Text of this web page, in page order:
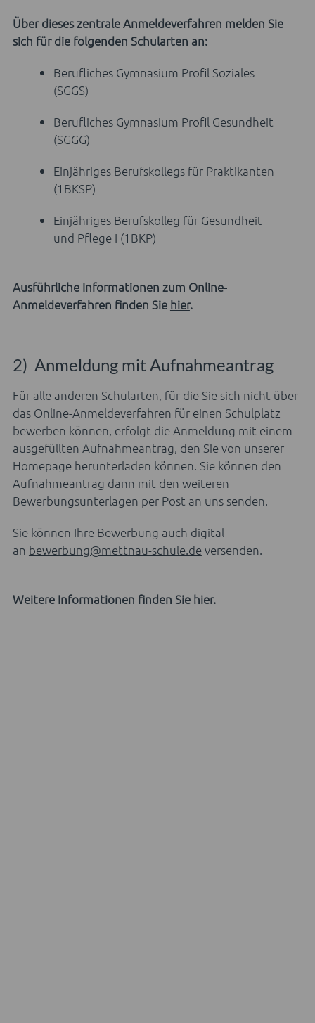
Über dieses zentrale Anmeldeverfahren melden Sie
sich für die folgenden Schularten an:
Berufliches Gymnasium Profil Soziales
(SGGS)
Berufliches Gymnasium Profil Gesundheit
(SGGG)
Einjähriges Berufskollegs für Praktikanten
(1BKSP)
Einjähriges Berufskolleg für Gesundheit
und Pflege I (1BKP)
Ausführliche Informationen zum Online-
Anmeldeverfahren finden Sie hier.
2) Anmeldung mit Aufnahmeantrag
Für alle anderen Schularten, für die Sie sich nicht über
das Online-Anmeldeverfahren für einen Schulplatz
bewerben können, erfolgt die Anmeldung mit einem
ausgefüllten Aufnahmeantrag, den Sie von unserer
Homepage herunterladen können. Sie können den
Aufnahmeantrag dann mit den weiteren
Bewerbungsunterlagen per Post an uns senden.
Sie können Ihre Bewerbung auch digital
an bewerbung@mettnau-schule.deversenden.
Weitere Informationen finden Sie hier.